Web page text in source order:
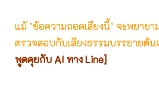
แม้ "ข้อความถอดเสียงนี้" จะพยาย
ตรวจสอบกับเสียงธรรมบรรยายต้
พูดคุยกับ AI ทาง Line]